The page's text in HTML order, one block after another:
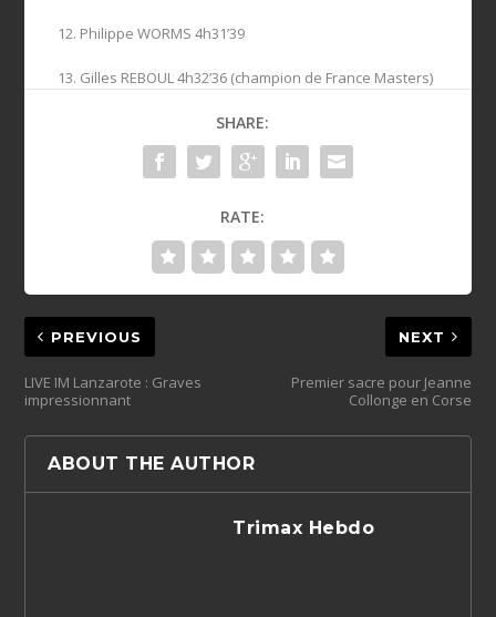
12. Philippe WORMS 4h31’39
13. Gilles REBOUL 4h32’36 (champion de France Masters)
SHARE:
RATE:
PREVIOUS
LIVE IM Lanzarote : Graves
impressionnant
NEXT
Premier sacre pour Jeanne
Collonge en Corse
ABOUT THE AUTHOR
Trimax Hebdo